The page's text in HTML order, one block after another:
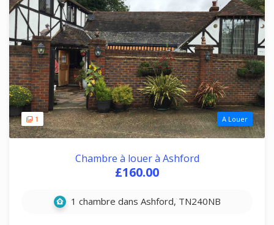
1 A Louer
Chambre à louer à Ashford
£160.00
1 chambre dans Ashford, TN240NB